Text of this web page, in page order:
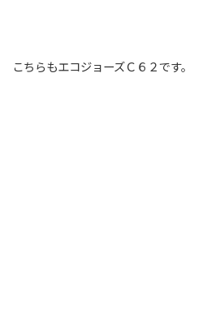
こちらもエコジョーズＣ６２です。